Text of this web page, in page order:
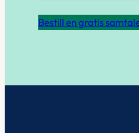
Bestill en gratis